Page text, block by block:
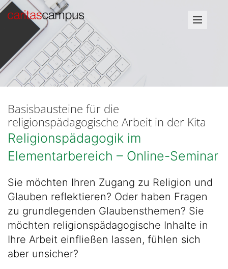
Basisbausteine für die
religionspädagogische Arbeit in der Kita
Religionspädagogik im
Elementarbereich – Online-Seminar
Sie möchten Ihren Zugang zu Religion und
Glauben reflektieren? Oder haben Fragen
zu grundlegenden Glaubensthemen? Sie
möchten religionspädagogische Inhalte in
Ihre Arbeit einfließen lassen, fühlen sich
aber unsicher?